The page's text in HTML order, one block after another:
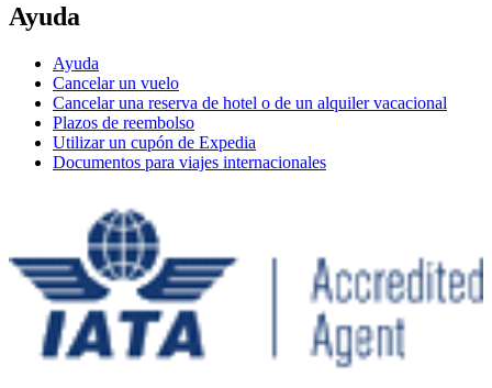
Ayuda
Ayuda
Cancelar un vuelo
Cancelar una reserva de hotel o de un alquiler vacacional
Plazos de reembolso
Utilizar un cupón de Expedia
Documentos para viajes internacionales